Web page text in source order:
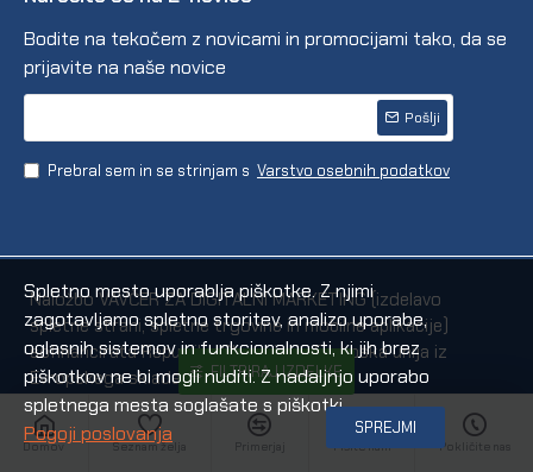
Bodite na tekočem z novicami in promocijami tako, da se
prijavite na naše novice
Pošlji
Prebral sem in se strinjam s Varstvo osebnih podatkov
Naložbo VAVČER ZA DIGITALNI MARKETING (izdelavo
spletne strani, spletne trgovine in mobilne aplikacije)
sofinancirata Republika Slovenija in Evropska unija iz
Evropskega sklada za regionalni razvoj.
Domov Seznam želja Pišite nam Pokličite nas
SPREJMI
Spletno mesto uporablja piškotke. Z njimi
zagotavljamo spletno storitev, analizo uporabe,
oglasnih sistemov in funkcionalnosti, ki jih brez
piškotkov ne bi mogli nuditi. Z nadaljnjo uporabo
spletnega mesta soglašate s piškotki.
Pogoji poslovanja
FILTRIRAJ IZDELKE